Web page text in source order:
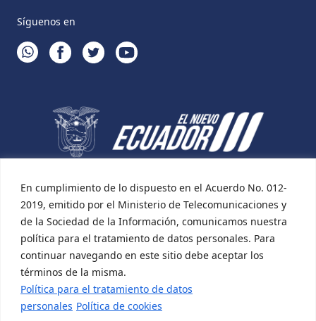
En cumplimiento de lo dispuesto en el Acuerdo No. 012-
2019, emitido por el Ministerio de Telecomunicaciones y
de la Sociedad de la Información, comunicamos nuestra
política para el tratamiento de datos personales. Para
continuar navegando en este sitio debe aceptar los
términos de la misma.
Política para el tratamiento de datos
personales Política de cookies
Síguenos en
WHATSAPPFACEBOOKTWITTERYOUTUBE